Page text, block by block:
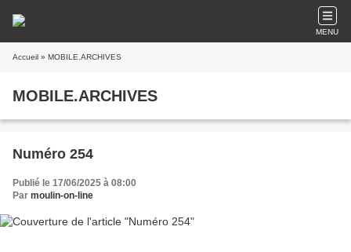
MENU
Accueil » MOBILE.ARCHIVES
MOBILE.ARCHIVES
Numéro 254
Publié le 17/06/2025 à 08:00
Par moulin-on-line